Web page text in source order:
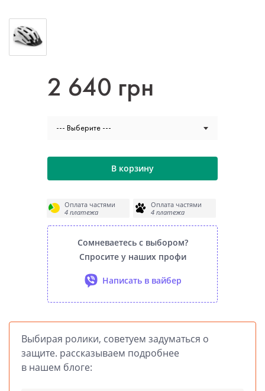
2 640 грн
--- Выберите ---
В корзину
Оплата частями
4 платежа
Оплата частями
4 платежа
Сомневаетесь с выбором?
Спросите у наших профи
Написать в вайбер
Выбирая ролики, советуем задуматься о
защите. рассказываем подробнее
в нашем блоге: